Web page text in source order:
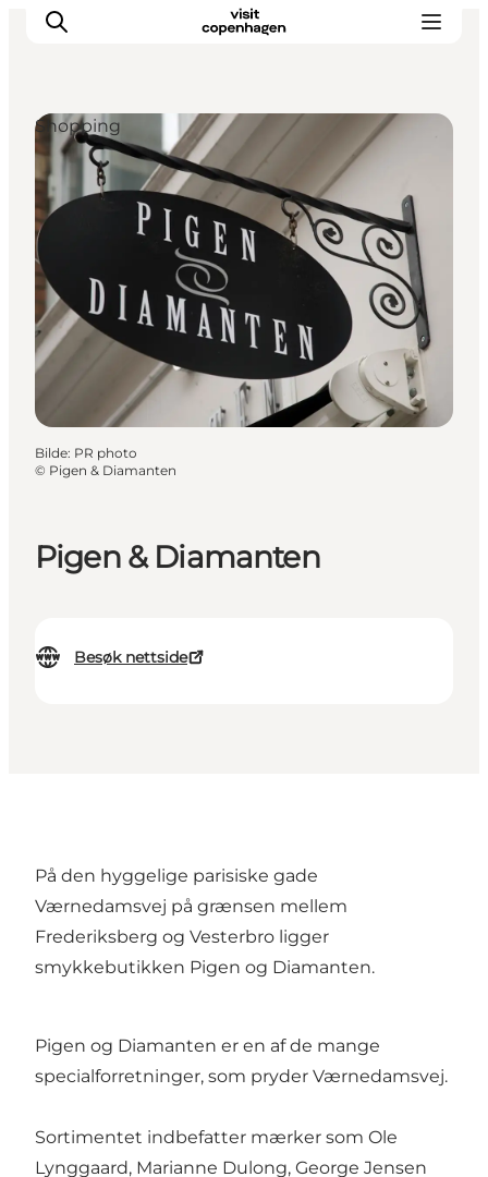
Aktiviteter
Spise og drikke
Planlegg turen din
Pigen & Diamanten
Besøk nettside
Shopping
Bilde: PR photo
© Pigen & Diamanten
På den hyggelige parisiske gade
Værnedamsvej på grænsen mellem
Frederiksberg og Vesterbro ligger
smykkebutikken Pigen og Diamanten.
Pigen og Diamanten er en af de mange
specialforretninger, som pryder Værnedamsvej.
Sortimentet indbefatter mærker som Ole
Lynggaard, Marianne Dulong, George Jensen